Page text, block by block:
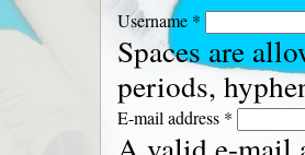
Username *
Spaces are
periods,
E-mail address *